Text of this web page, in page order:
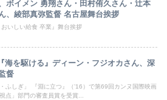
ボイメン 勇翔さん・田村侑久さん・辻本
、綾部真弥監督 名古屋舞台挨拶
おいしい給食 卒業』舞台挨拶
海を駆ける』ディーン・フジオカさん、深
督
・ふしぎ」 『淵に立つ』（’16）で第69回カンヌ国際映画
点」部門の審査員賞を受賞...